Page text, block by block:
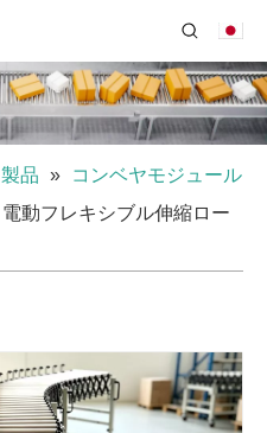
製品 »
コンベヤモジュール
電動フレキシブル伸縮ロー